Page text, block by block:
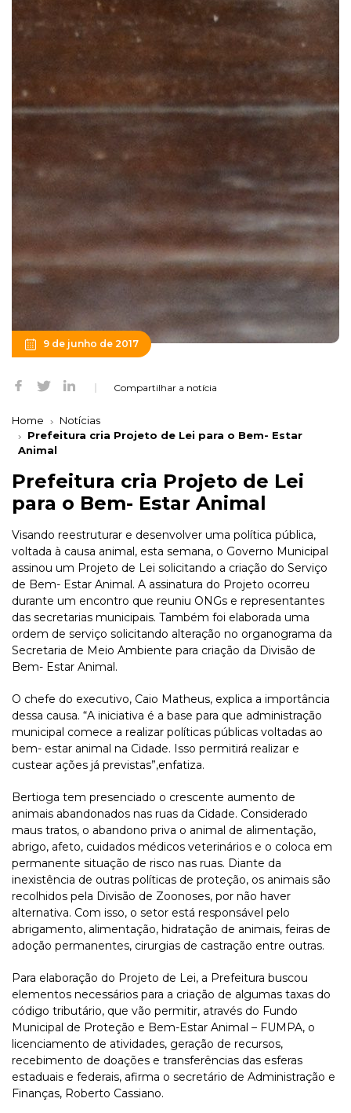
9 de junho de 2017
Compartilhar a notícia
Home
Notícias
Prefeitura cria Projeto de Lei para o Bem- Estar
Animal
Prefeitura cria Projeto de Lei
para o Bem- Estar Animal
Visando reestruturar e desenvolver uma política pública,
voltada à causa animal, esta semana, o Governo Municipal
assinou um Projeto de Lei solicitando a criação do Serviço
de Bem- Estar Animal. A assinatura do Projeto ocorreu
durante um encontro que reuniu ONGs e representantes
das secretarias municipais. Também foi elaborada uma
ordem de serviço solicitando alteração no organograma da
Secretaria de Meio Ambiente para criação da Divisão de
Bem- Estar Animal.
O chefe do executivo, Caio Matheus, explica a importância
dessa causa. “A iniciativa é a base para que administração
municipal comece a realizar políticas públicas voltadas ao
bem- estar animal na Cidade. Isso permitirá realizar e
custear ações já previstas”,enfatiza.
Bertioga tem presenciado o crescente aumento de
animais abandonados nas ruas da Cidade. Considerado
maus tratos, o abandono priva o animal de alimentação,
abrigo, afeto, cuidados médicos veterinários e o coloca em
permanente situação de risco nas ruas. Diante da
inexistência de outras políticas de proteção, os animais são
recolhidos pela Divisão de Zoonoses, por não haver
alternativa. Com isso, o setor está responsável pelo
abrigamento, alimentação, hidratação de animais, feiras de
adoção permanentes, cirurgias de castração entre outras.
Para elaboração do Projeto de Lei, a Prefeitura buscou
elementos necessários para a criação de algumas taxas do
código tributário, que vão permitir, através do Fundo
Municipal de Proteção e Bem-Estar Animal – FUMPA, o
licenciamento de atividades, geração de recursos,
recebimento de doações e transferências das esferas
estaduais e federais, afirma o secretário de Administração e
Finanças, Roberto Cassiano.